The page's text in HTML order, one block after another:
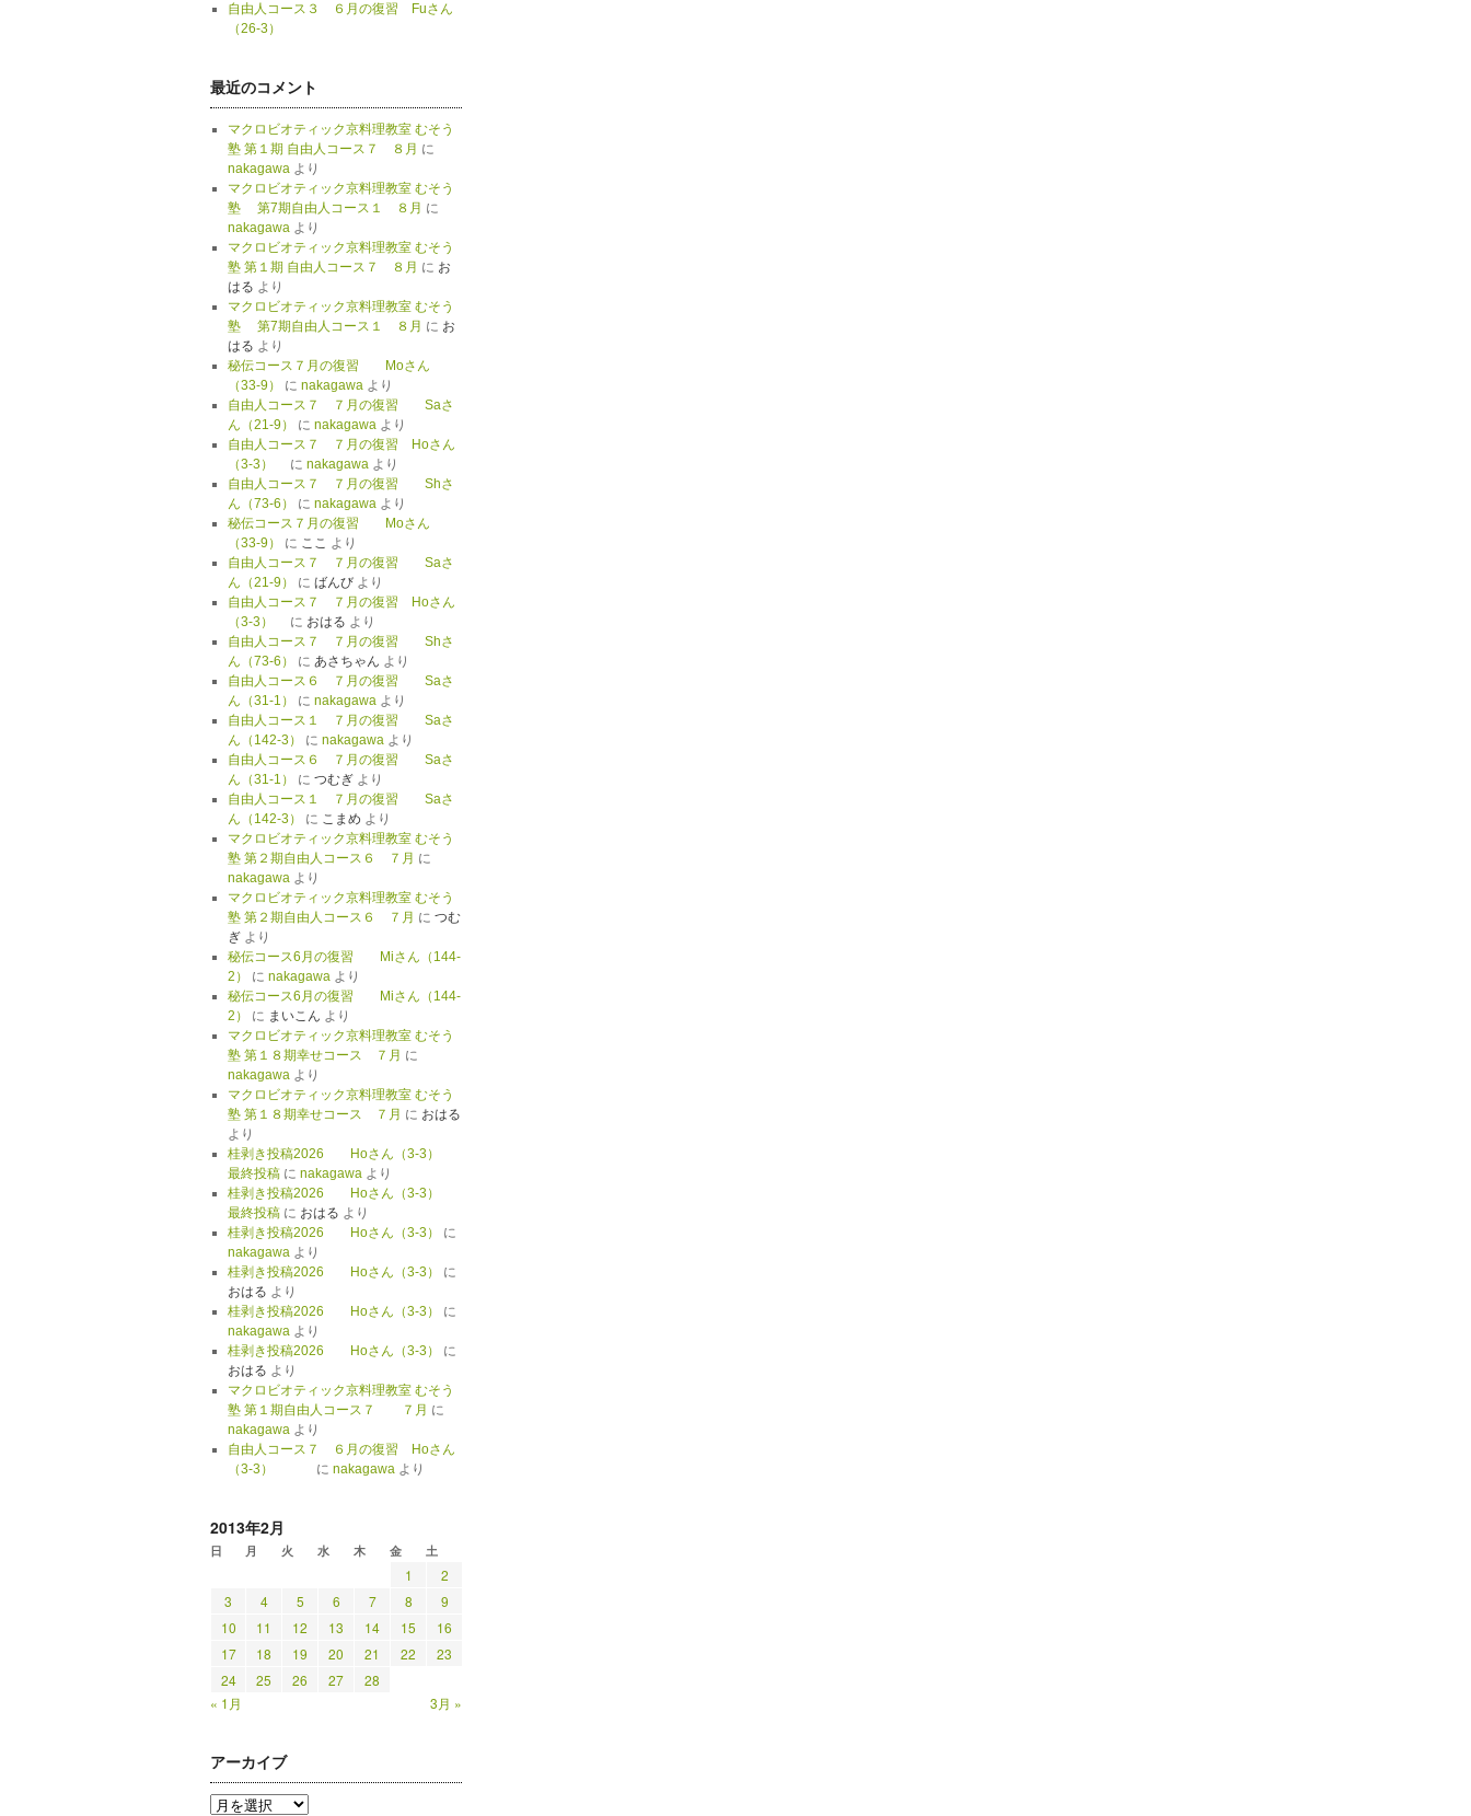
自由人コース３ ６月の復習 Fuさん
（26-3）
最近のコメント
マクロビオティック京料理教室 むそう
塾 第１期 自由人コース７ ８月 に
nakagawaより
マクロビオティック京料理教室 むそう
塾 第7期自由人コース１ ８月 に
nakagawaより
マクロビオティック京料理教室 むそう
塾 第１期 自由人コース７ ８月 に お
はる より
マクロビオティック京料理教室 むそう
塾 第7期自由人コース１ ８月 に お
はる より
秘伝コース７月の復習 Moさん
（33-9）
に nakagawaより
自由人コース７ ７月の復習 Saさ
ん（21-9）
に nakagawaより
自由人コース７ ７月の復習 Hoさん
（3-3）
に nakagawaより
自由人コース７ ７月の復習 Shさ
ん（73-6）
に nakagawaより
秘伝コース７月の復習 Moさん
（33-9）
に ここ より
自由人コース７ ７月の復習 Saさ
ん（21-9）
に ばんびより
自由人コース７ ７月の復習 Hoさん
（3-3）
に おはる より
自由人コース７ ７月の復習 Shさ
ん（73-6）
に あさちゃん より
自由人コース６ ７月の復習 Saさ
ん（31-1）
に nakagawaより
自由人コース１ ７月の復習 Saさ
ん（142-3）
に nakagawaより
自由人コース６ ７月の復習 Saさ
ん（31-1）
に つむぎより
自由人コース１ ７月の復習 Saさ
ん（142-3）
に こまめ より
マクロビオティック京料理教室 むそう
塾 第２期自由人コース６ ７月 に
nakagawaより
マクロビオティック京料理教室 むそう
塾 第２期自由人コース６ ７月 に つむ
ぎより
秘伝コース6月の復習 Miさん（144-
2）
に nakagawaより
秘伝コース6月の復習 Miさん（144-
2）
に まいこん より
マクロビオティック京料理教室 むそう
塾 第１８期幸せコース ７月 に
nakagawaより
マクロビオティック京料理教室 むそう
塾 第１８期幸せコース ７月 に おはる
より
桂剥き投稿2026 Hoさん（3-3）
最終投稿に nakagawaより
桂剥き投稿2026 Hoさん（3-3）
最終投稿に おはる より
桂剥き投稿2026 Hoさん（3-3）
に
nakagawaより
桂剥き投稿2026 Hoさん（3-3）
に
おはる より
桂剥き投稿2026 Hoさん（3-3）
に
nakagawaより
桂剥き投稿2026 Hoさん（3-3）
に
おはる より
マクロビオティック京料理教室 むそう
塾 第１期自由人コース７ ７月 に
nakagawaより
自由人コース７ ６月の復習 Hoさん
（3-3）
に nakagawaより
2013年2月
日 月 火 水 木 金 土
1
2
3
4 5 6 7 8
9
10
11 12 13 14 15
16
17
18 19 20 21 22
23
24
25 26 27
28
« 1月
3月 »
アーカイブ
ア